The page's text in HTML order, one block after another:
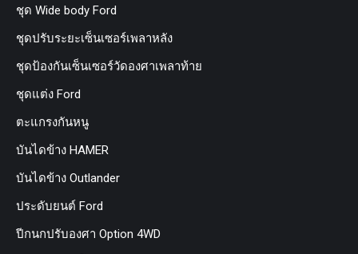
ชุด Wide body Ford
ชุดปรับระยะเซ็นเซอร์เพลาหลัง
ชุดป้องกันเซ็นเซอร์วัดองศาเพลาท้าย
ชุดแต่ง Ford
ตะแกรงกันหนู
บันไดข้าง HAMER
บันไดข้าง Outlander
ประดับยนต์ Ford
ปีกนกปรับองศา Option 4WD